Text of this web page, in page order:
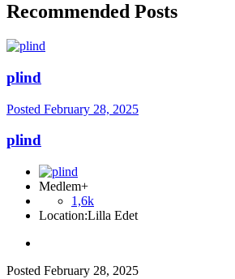
Recommended Posts
plind
Posted February 28, 2025
plind
Medlem+
1,6k
Location:Lilla Edet
Posted February 28, 2025